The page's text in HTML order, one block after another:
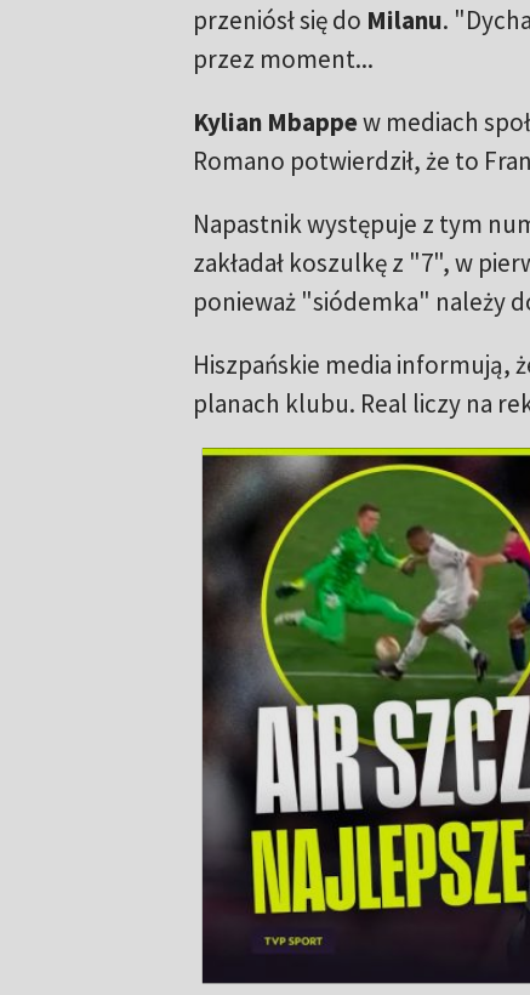
przeniósł się do Milanu.
przez moment...
Kylian Mbappew mediach
Romano potwierdził, że to
Napastnik występuje z tym
zakładał koszulkę z "7", w
ponieważ "siódemka" należy
Hiszpańskie media informują,
planach klubu. Real liczy na